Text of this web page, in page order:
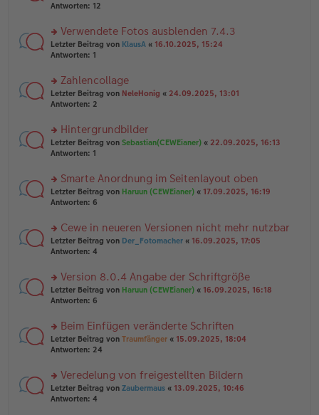
g
er
tr
a
g
el
e
n
er
tr
a
g
te
n
g
el
e
n
er
tr
a
g
Antworten: 12
rs
te
n
g
el
e
n
er
tr
a
g
Verwendete Fotos ausblenden 7.4.3
Letzter Beitrag von KlausA « 16.10.2025, 15:24
Antworten: 1
rs
te
n
g
el
e
n
er
tr
a
g
Zahlencollage
Letzter Beitrag von NeleHonig « 24.09.2025, 13:01
Antworten: 2
rs
te
n
g
el
e
n
er
tr
a
g
Hintergrundbilder
Letzter Beitrag von Sebastian(CEWEianer) « 22.09.2025, 16:13
Antworten: 1
rs
te
n
g
el
e
n
er
tr
a
g
Smarte Anordnung im Seitenlayout oben
Letzter Beitrag von Haruun (CEWEianer) « 17.09.2025, 16:19
Antworten: 6
rs
te
n
g
el
e
n
er
tr
a
g
Cewe in neueren Versionen nicht mehr nutzbar
Letzter Beitrag von Der_Fotomacher « 16.09.2025, 17:05
Antworten: 4
rs
te
n
g
el
e
n
er
Version 8.0.4 Angabe der Schriftgröße
Letzter Beitrag von Haruun (CEWEianer) « 16.09.2025, 16:18
Antworten: 6
rs
te
n
g
el
Beim Einfügen veränderte Schriften
Letzter Beitrag von Traumfänger « 15.09.2025, 18:04
Antworten: 24
rs
te
Veredelung von freigestellten Bildern
Letzter Beitrag von Zaubermaus « 13.09.2025, 10:46
Antworten: 4